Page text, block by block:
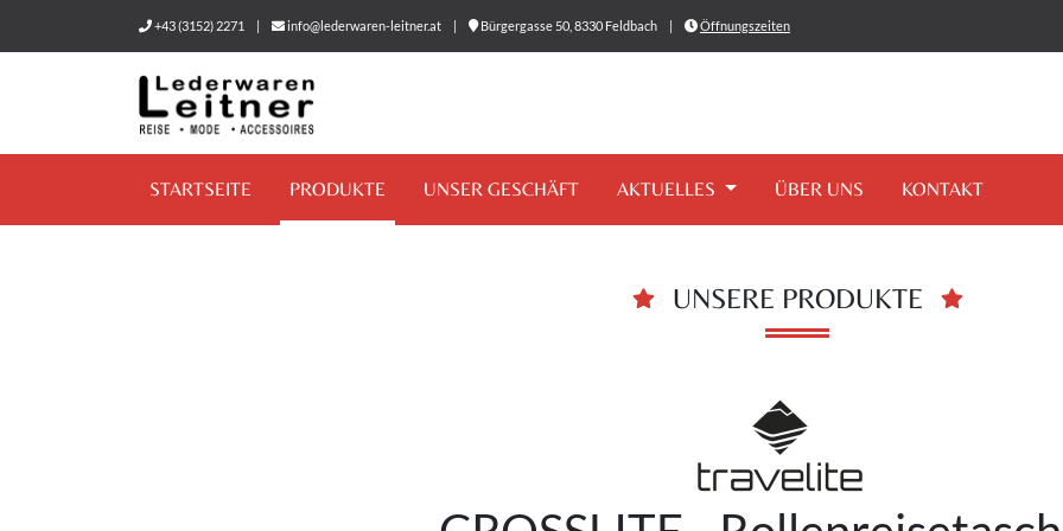
+43 (3152) 2271 | info@lederwaren-leitner.at | Bürgergasse 50, 8330 Feldbach | Öffnungszeiten
STARTSEITE PRODUKTE UNSER GESCHÄFT AKTUELLES ÜBER UNS KONTAKT
UNSERE PRODUKTE